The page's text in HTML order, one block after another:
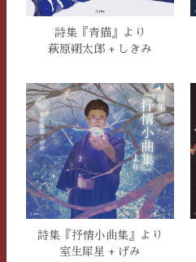
詩集『青猫』より
萩原朔太郎 + しきみ
詩集『抒情小曲集』より
室生犀星 + げみ